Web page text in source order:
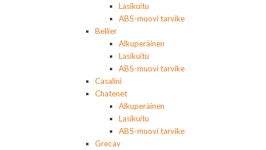
Lasikuitu
ABS-muovi tarvike
Bellier
Alkuperäinen
Lasikuitu
ABS-muovi tarvike
Casalini
Chatenet
Alkuperäinen
Lasikuitu
ABS-muovi tarvike
Grecav